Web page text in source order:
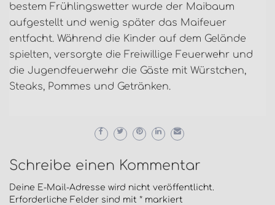
bestem Frühlingswetter wurde der Maibaum
aufgestellt und wenig später das Maifeuer
entfacht. Während die Kinder auf dem Gelände
spielten, versorgte die Freiwillige Feuerwehr und
die Jugendfeuerwehr die Gäste mit Würstchen,
Steaks, Pommes und Getränken.
Schreibe einen Kommentar
Deine E-Mail-Adresse wird nicht veröffentlicht.
Erforderliche Felder sind mit * markiert